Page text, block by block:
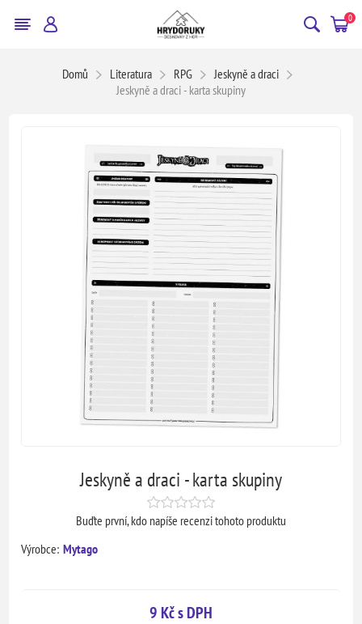
0
Domů Literatura RPG
Jeskyně a draci
Jeskyně a draci - karta skupiny
Jeskyně a draci - karta skupiny
Buďte první, kdo napíše recenzi tohoto produktu
Výrobce: Mytago
9 Kč s DPH